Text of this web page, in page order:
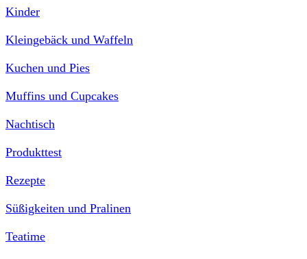
Kinder
Kleingebäck und Waffeln
Kuchen und Pies
Muffins und Cupcakes
Nachtisch
Produkttest
Rezepte
Süßigkeiten und Pralinen
Teatime